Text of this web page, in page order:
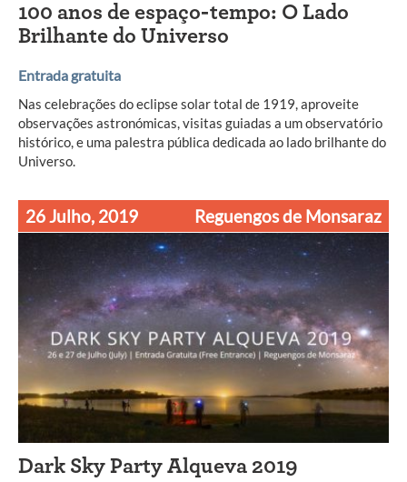
100 anos de espaço-tempo: O Lado
Brilhante do Universo
Entrada gratuita
Nas celebrações do eclipse solar total de 1919, aproveite
observações astronómicas, visitas guiadas a um observatório
histórico, e uma palestra pública dedicada ao lado brilhante do
Universo.
26 Julho, 2019 Reguengos de Monsaraz
Dark Sky Party Alqueva 2019